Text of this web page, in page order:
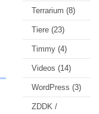
Terrarium (8)
Tiere (23)
Timmy (4)
Videos (14)
WordPress (3)
ZDDK /